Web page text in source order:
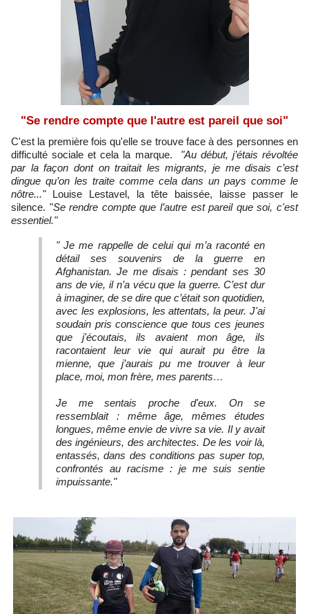
"Se rendre compte que l'autre est pareil que soi"
C'est la première fois qu'elle se trouve face à des personnes en
difficulté sociale et cela la marque. "Au début, j’étais révoltée
par la façon dont on traitait les migrants, je me disais c’est
dingue qu’on les traite comme cela dans un pays comme le
nôtre..."Louise Lestavel, la tête baissée, laisse passer le
silence. "Se rendre compte que l’autre est pareil que soi, c'est
essentiel."
" Je me rappelle de celui qui m’a raconté en
détail ses souvenirs de la guerre en
Afghanistan. Je me disais : pendant ses 30
ans de vie, il n’a vécu que la guerre. C’est dur
à imaginer, de se dire que c’était son quotidien,
avec les explosions, les attentats, la peur. J'ai
soudain pris conscience que tous ces jeunes
que j'écoutais, ils avaient mon âge, ils
racontaient leur vie qui aurait pu être la
mienne, que j’aurais pu me trouver à leur
place, moi, mon frère, mes parents…
Je me sentais proche d'eux. On se
ressemblait : même âge, mêmes études
longues, même envie de vivre sa vie. Il y avait
des ingénieurs, des architectes. De les voir là,
entassés, dans des conditions pas super top,
confrontés au racisme : je me suis sentie
impuissante."